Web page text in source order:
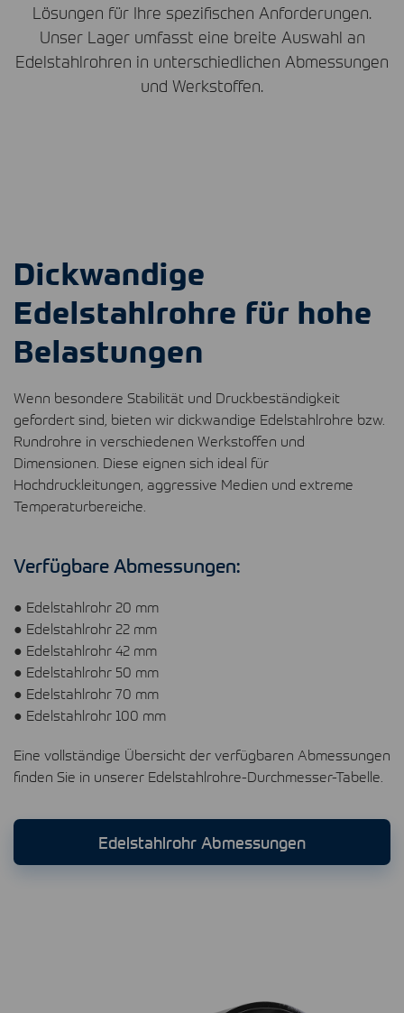
Lösungen für Ihre spezifischen Anforderungen.
Unser Lager umfasst eine breite Auswahl an
Edelstahlrohren in unterschiedlichen Abmessungen
und Werkstoffen.
Dickwandige
Edelstahlrohre für hohe
Belastungen
Wenn besondere Stabilität und Druckbeständigkeit
gefordert sind, bieten wir dickwandige Edelstahlrohre bzw.
Rundrohre in verschiedenen Werkstoffen und
Dimensionen. Diese eignen sich ideal für
Hochdruckleitungen, aggressive Medien und extreme
Temperaturbereiche.
Verfügbare Abmessungen:
● Edelstahlrohr 20 mm
● Edelstahlrohr 22 mm
● Edelstahlrohr 42 mm
● Edelstahlrohr 50 mm
● Edelstahlrohr 70 mm
● Edelstahlrohr 100 mm
Eine vollständige Übersicht der verfügbaren Abmessungen
finden Sie in unserer Edelstahlrohre-Durchmesser-Tabelle.
Edelstahlrohr Abmessungen